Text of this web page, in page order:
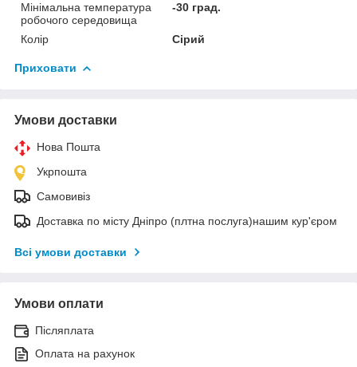
Мінімальна температура
робочого середовища
-30 град.
Колір Сірий
Приховати
Умови доставки
Нова Пошта
Укрпошта
Самовивіз
Доставка по місту Дніпро (плтна послуга)нашим кур'єром
Всі умови доставки
Умови оплати
Післяплата
Оплата на рахунок